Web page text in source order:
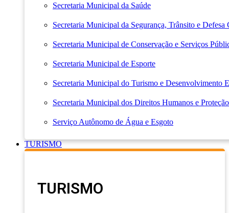
Secretaria Municipal da Saúde
Secretaria Municipal da Segurança, Trânsito e Defesa
Secretaria Municipal de Conservação e Serviços
Secretaria Municipal de Esporte
Secretaria Municipal do Turismo e Desenvolvimento
Secretaria Municipal dos Direitos Humanos e
Serviço Autônomo de Água e Esgoto
TURISMO
TURISMO